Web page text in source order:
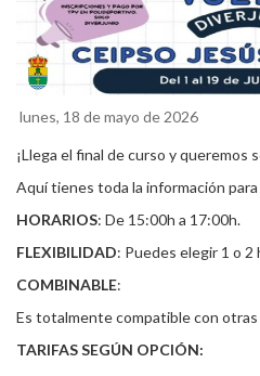
lunes, 18 de mayo de 2026
¡Llega el final de curso y queremos
Aquí tienes toda la información
HORARIOS: De 15:00h a 17:00h.
FLEXIBILIDAD: Puedes elegir 1 o 2
COMBINABLE:
Es totalmente compatible con
TARIFAS SEGÚN OPCIÓN: